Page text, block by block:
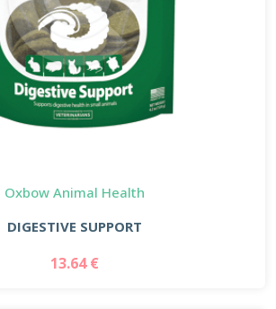
Oxbow Animal Health
DIGESTIVE SUPPORT
13.64 €